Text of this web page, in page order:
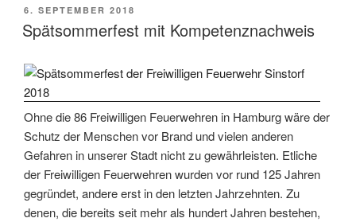
VERÖFFENTLICHT
AM
6. SEPTEMBER 2018
Spätsommerfest mit Kompetenznachweis
Ohne die 86 Freiwilligen Feuerwehren in Hamburg wäre der
Schutz der Menschen vor Brand und vielen anderen
Gefahren in unserer Stadt nicht zu gewährleisten. Etliche
der Freiwilligen Feuerwehren wurden vor rund 125 Jahren
gegründet, andere erst in den letzten Jahrzehnten. Zu
denen, die bereits seit mehr als hundert Jahren bestehen,